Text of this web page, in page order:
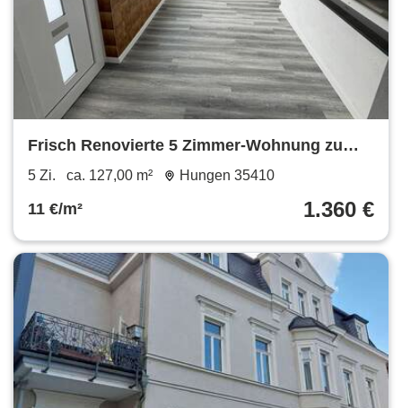
Frisch Renovierte 5 Zimmer-Wohnung zu
vermieten
5 Zi. ca. 127,00 m² Hungen 35410
11 €/m² 1.360 €